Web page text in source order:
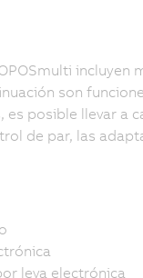
son
es posible llevar
de par, las
leva electrónica